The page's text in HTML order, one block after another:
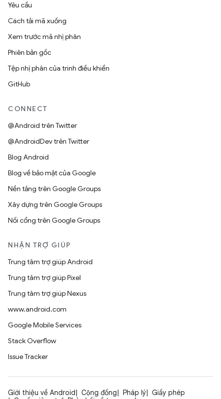
Yêu cầu
Cách tải mã xuống
Xem trước mã nhị phân
Phiên bản gốc
Tệp nhị phân của trình điều khiển
GitHub
CONNECT
@Android trên Twitter
@AndroidDev trên Twitter
Blog Android
Blog về bảo mật của Google
Nền tảng trên Google Groups
Xây dựng trên Google Groups
Nối cổng trên Google Groups
NHẬN TRỢ GIÚP
Trung tâm trợ giúp Android
Trung tâm trợ giúp Pixel
Trung tâm trợ giúp Nexus
www.android.com
Google Mobile Services
Stack Overflow
Issue Tracker
Giới thiệu về Android Cộng đồng Pháp lý
Giấy phép